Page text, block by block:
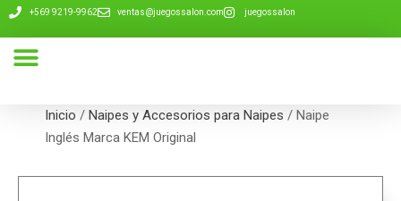
+569 9219-9962 ventas@juegossalon.com juegossalon
Inicio / Naipes y Accesorios para Naipes / Naipe
Inglés Marca KEM Original